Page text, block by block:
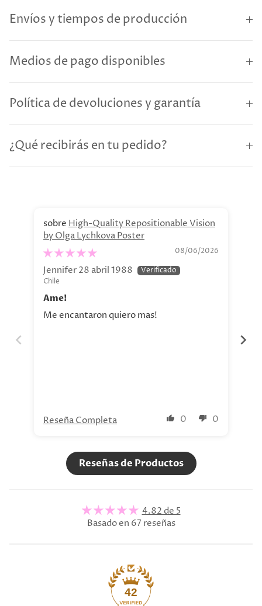
Envíos y tiempos de producción
Medios de pago disponibles
Política de devoluciones y garantía
¿Qué recibirás en tu pedido?
High-Quality Repositionable Vision
by Olga Lychkova Poster
08/06/2026
Jennifer 28 abril 1988
Chile
Ame!
Me encantaron quiero mas!
0 0
Reseña Completa
Reseñas de Productos
4.82 de 5
Basado en 67 reseñas
42